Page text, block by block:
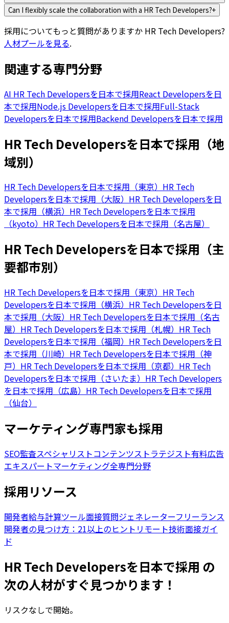
Can I flexibly scale the collaboration with a HR Tech Developers?+
採用についてもっと質問がありますか HR Tech Developers?
人材プールを見る.
関連する専門分野
AI HR Tech Developersを日本で採用React Developersを日
本で採用Node.js Developersを日本で採用Full-Stack
Developersを日本で採用Backend Developersを日本で採用
HR Tech Developersを日本で採用（地
域別）
HR Tech Developersを日本で採用（東京） HR Tech
Developersを日本で採用（大阪） HR Tech Developersを日
本で採用（横浜） HR Tech Developersを日本で採用
（kyoto） HR Tech Developersを日本で採用（名古屋）
HR Tech Developersを日本で採用（主
要都市別）
HR Tech Developersを日本で採用（東京） HR Tech
Developersを日本で採用（横浜） HR Tech Developersを日
本で採用（大阪） HR Tech Developersを日本で採用（名古
屋） HR Tech Developersを日本で採用（札幌） HR Tech
Developersを日本で採用（福岡） HR Tech Developersを日
本で採用（川崎） HR Tech Developersを日本で採用（神
戸） HR Tech Developersを日本で採用（京都） HR Tech
Developersを日本で採用（さいたま） HR Tech Developers
を日本で採用（広島） HR Tech Developersを日本で採用
（仙台）
マーケティング専門家も採用
SEO監査スペシャリストコンテンツストラテジスト有料広告
エキスパートマーケティング全専門分野
採用リソース
開発者給与計算ツール面接質問ジェネレーターフリーランス
開発者の見つけ方：21以上のヒント リモート技術面接ガイ
ド
HR Tech Developersを日本で採用 の
次の人材がすぐ見つかります！
リスクなしで開始。